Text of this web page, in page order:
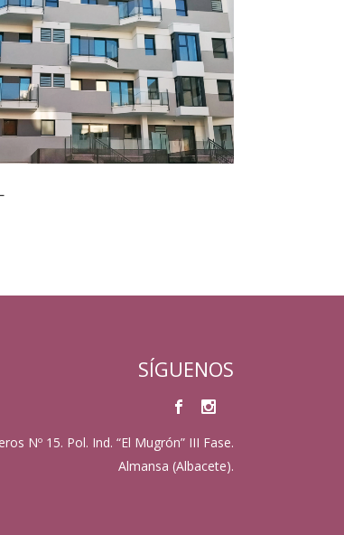
SÍGUENOS
Nº 15. Pol. Ind. “El Mugrón” III Fase.
Almansa (Albacete).